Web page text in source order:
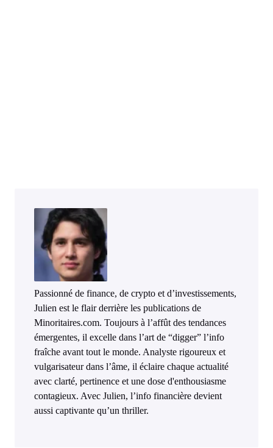
Passionné de finance, de crypto et d’investissements,
Julien est le flair derrière les publications de
Minoritaires.com. Toujours à l’affût des tendances
émergentes, il excelle dans l’art de “digger” l’info
fraîche avant tout le monde. Analyste rigoureux et
vulgarisateur dans l’âme, il éclaire chaque actualité
avec clarté, pertinence et une dose d'enthousiasme
contagieux. Avec Julien, l’info financière devient
aussi captivante qu’un thriller.